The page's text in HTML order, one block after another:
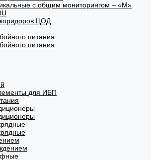
с общим мониторингом – «М»
ЦОД
питания
питания
для ИБП